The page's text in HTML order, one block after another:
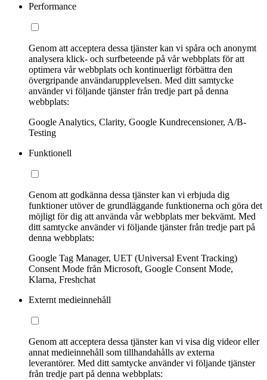
Performance
Genom att acceptera dessa tjänster kan vi spåra och anonymt
analysera klick- och surfbeteende på vår webbplats för att
optimera vår webbplats och kontinuerligt förbättra den
övergripande användarupplevelsen. Med ditt samtycke
använder vi följande tjänster från tredje part på denna
webbplats:
Google Analytics, Clarity, Google Kundrecensioner, A/B-
Testing
Funktionell
Genom att godkänna dessa tjänster kan vi erbjuda dig
funktioner utöver de grundläggande funktionerna och göra det
möjligt för dig att använda vår webbplats mer bekvämt. Med
ditt samtycke använder vi följande tjänster från tredje part på
denna webbplats:
Google Tag Manager, UET (Universal Event Tracking)
Consent Mode från Microsoft, Google Consent Mode,
Klarna, Freshchat
Externt medieinnehåll
Genom att acceptera dessa tjänster kan vi visa dig videor eller
annat medieinnehåll som tillhandahålls av externa
leverantörer. Med ditt samtycke använder vi följande tjänster
från tredje part på denna webbplats: